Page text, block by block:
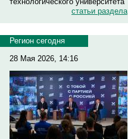
статьи раздела
Регион сегодня
28 Мая 2026, 14:16